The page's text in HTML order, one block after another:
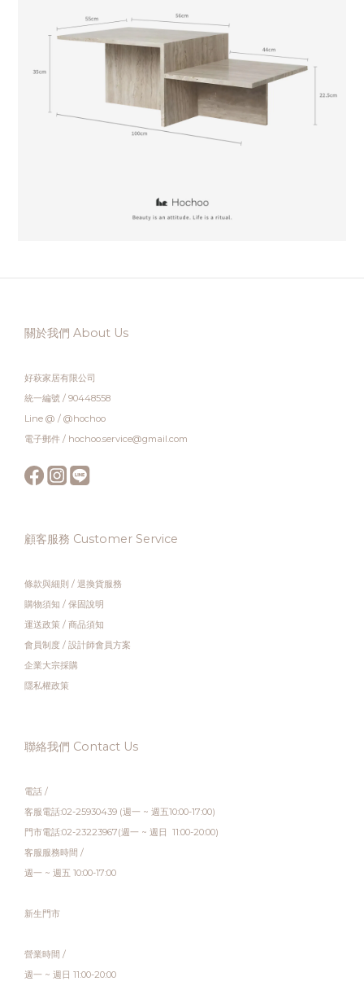
關於我們 About Us
好萩家居有限公司
統一編號 / 90448558
Line @ / @hochoo
電子郵件 / hochoo.service@gmail.com
顧客服務 Customer Service
條款與細則 / 退換貨服務
購物須知 / 保固說明
運送政策 / 商品須知
會員制度 / 設計師會員方案
企業大宗採購
隱私權政策
聯絡我們 Contact Us
電話 /
客服電話:02-25930439 (週一 ~ 週五10:00-17:00)
門市電話:02-23223967(週一 ~ 週日 11:00-20:00)
客服服務時間 /
週一 ~ 週五 10:00-17:00
新生門市
營業時間 /
週一 ~ 週日 11:00-20:00